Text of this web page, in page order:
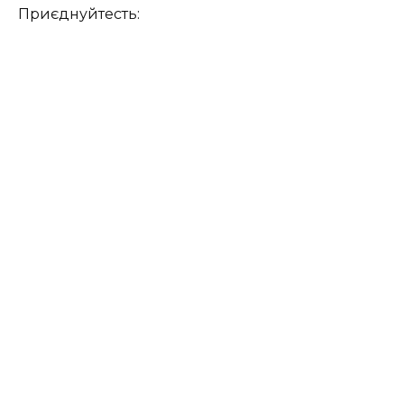
Приєднуйтесть: